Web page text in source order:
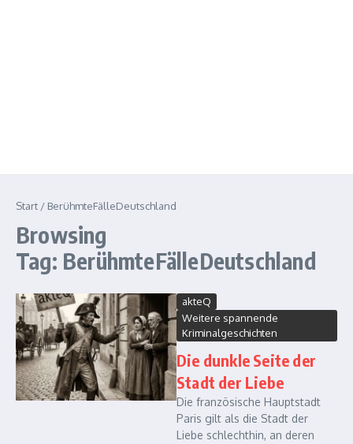
Start / BerühmteFälleDeutschland
Browsing
Tag: BerühmteFälleDeutschland
akteQ
Weitere spannende
Kriminalgeschichten
Die dunkle Seite der
Stadt der Liebe
Die französische Hauptstadt
Paris gilt als die Stadt der
Liebe schlechthin, an deren